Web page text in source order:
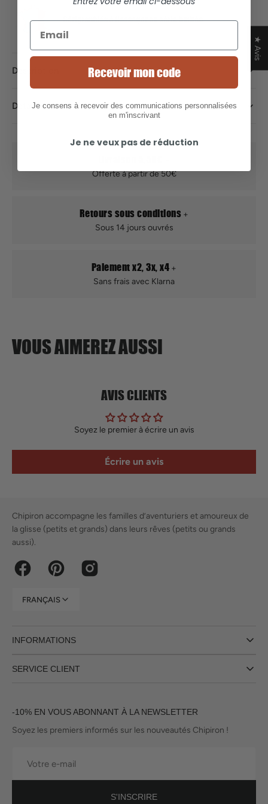
Description
Détails et entretien
Offerte à partir de 50€
Retours sous conditions
Sous 14 jours ouvrés
Paiement x2, 3x, x4
Sans frais avec Klarna
VOUS AIMEREZ AUSSI
AVIS CLIENTS
Soyez le premier à écrire un avis
Écrire un avis
Chipiron accompagne les familles d’aventuriers et amoureux de
la glisse (petits et grands) dans leurs rêves (petits ou grands
aussi).
FacebookPinterest Instagram
FRANÇAIS
INFORMATIONS
SERVICE CLIENT
-10% EN VOUS ABONNANT À LA NEWSLETTER
Soyez les premiers informés sur les nouveautés Chipiron !
mail
S'INSCRIRE
★ Avis
Recevoir mon code
Je consens à recevoir des communications personnalisées
en m'inscrivant
Je ne veux pas de réduction